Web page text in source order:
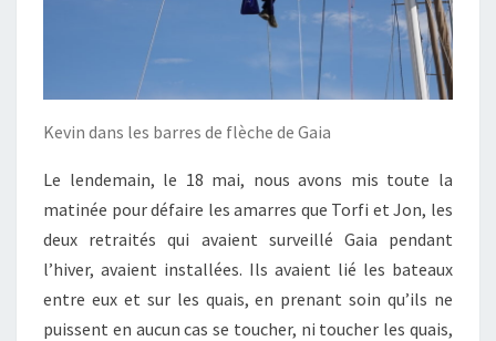
Kevin dans les barres de flèche de Gaia
Le lendemain, le 18 mai, nous avons mis toute la
matinée pour défaire les amarres que Torfi et Jon, les
deux retraités qui avaient surveillé Gaia pendant
l’hiver, avaient installées. Ils avaient lié les bateaux
entre eux et sur les quais, en prenant soin qu’ils ne
puissent en aucun cas se toucher, ni toucher les quais,